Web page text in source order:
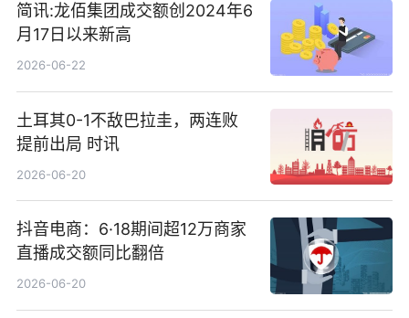
简讯:龙佰集团成交额创2024年6
月17日以来新高
2026-06-22
土耳其0-1不敌巴拉圭，两连败
提前出局 时讯
2026-06-20
抖音电商：6·18期间超12万商家
直播成交额同比翻倍
2026-06-20